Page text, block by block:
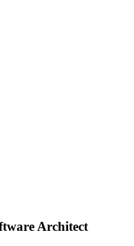
Architect